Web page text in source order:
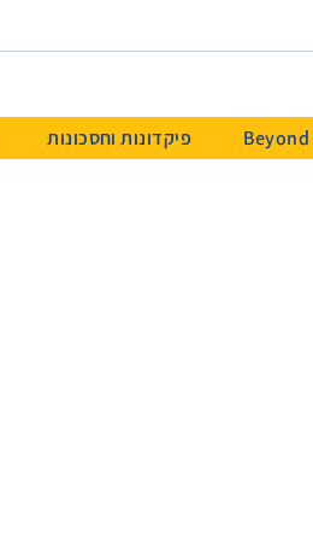
פיקדונות וחסכונות